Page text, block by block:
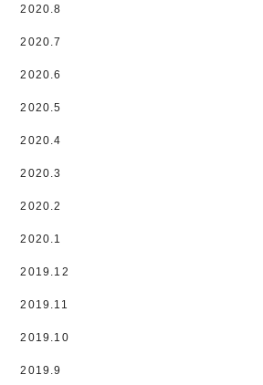
2020.8
2020.7
2020.6
2020.5
2020.4
2020.3
2020.2
2020.1
2019.12
2019.11
2019.10
2019.9